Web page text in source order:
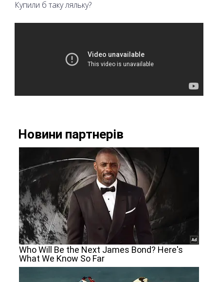
Купили б таку ляльку?